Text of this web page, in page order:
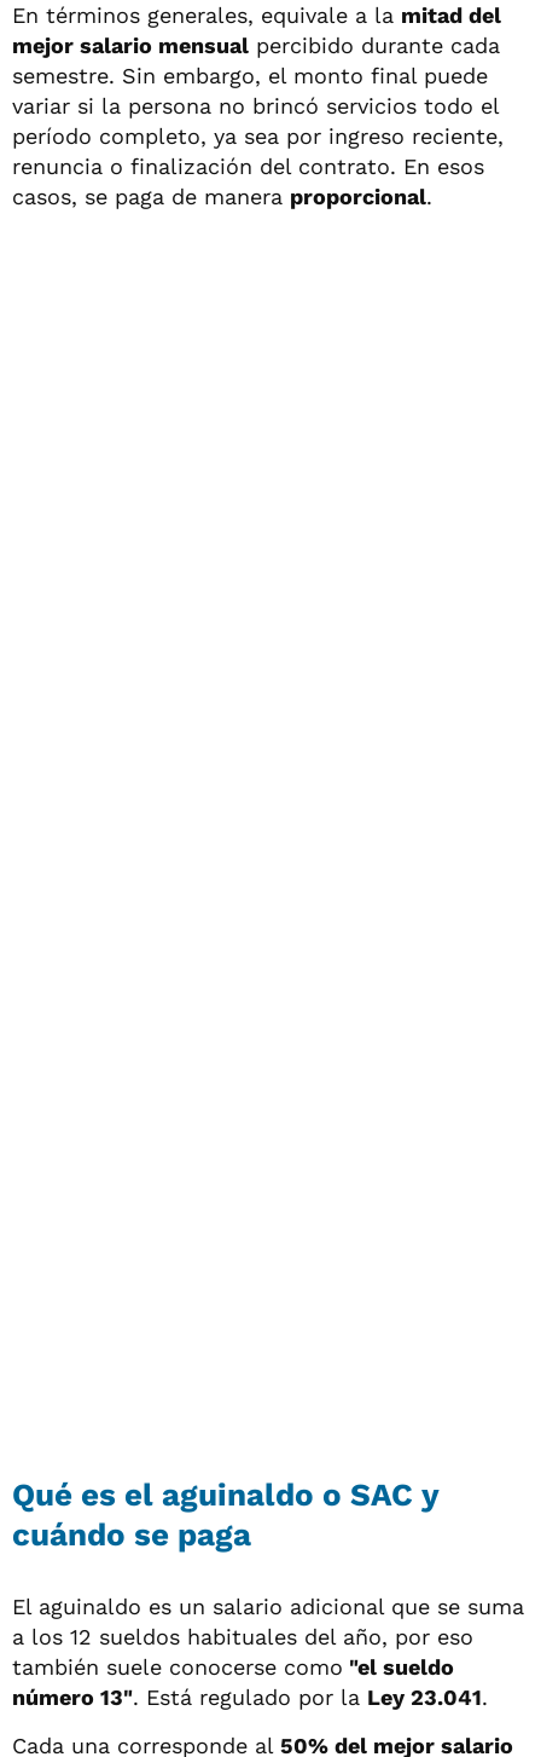
En términos generales, equivale a la mitad del
mejor salario mensual percibido durante cada
semestre. Sin embargo, el monto final puede
variar si la persona no brincó servicios todo el
período completo, ya sea por ingreso reciente,
renuncia o finalización del contrato. En esos
casos, se paga de manera proporcional.
Qué es el aguinaldo o SAC y
cuándo se paga
El aguinaldo es un salario adicional que se suma
a los 12 sueldos habituales del año, por eso
también suele conocerse como "el sueldo
número 13". Está regulado por la Ley 23.041.
Cada una corresponde al 50% del mejor salario